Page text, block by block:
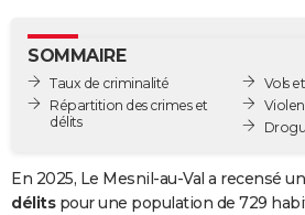
GUIDES D'ACHAT
BONS PLANS
Carte de Noël
Carte Bonne année
Carte Saint-Valentin
Carte Pâques
Carte d'anniversaire
DICTIONNAIRE
SOMMAIRE
Taux de criminalité
Répartition des crimes et
délits
Vols
En 2025, Le Mesnil-au-Val a recensé
délitspour une population de 729